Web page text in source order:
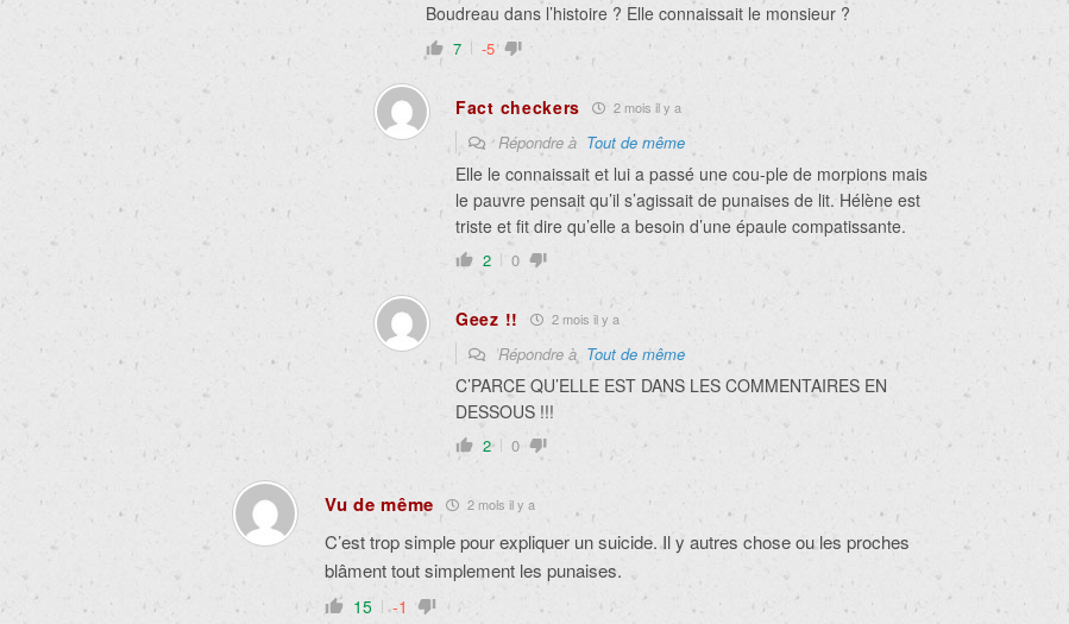
Boudreau dans l’histoire ? Elle connaissait le monsieur ?
7 -5
Fact checkers 2 mois il y a
Répondre à Tout de même
Elle le connaissait et lui a passé une cou-ple de morpions mais
le pauvre pensait qu’il s’agissait de punaises de lit. Hélène est
triste et fit dire qu’elle a besoin d’une épaule compatissante.
2 0
Geez !! 2 mois il y a
Répondre à Tout de même
C’PARCE QU’ELLE EST DANS LES COMMENTAIRES EN
DESSOUS !!!
2 0
Vu de même 2 mois il y a
C’est trop simple pour expliquer un suicide. Il y autres chose ou les proches
blâment tout simplement les punaises.
15 -1